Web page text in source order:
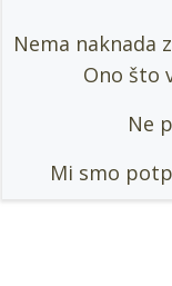
Nema naknada
Ono što
Ne
Mi smo